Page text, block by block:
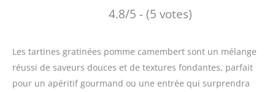
4.8/5 - (5 votes)
Les tartines gratinées pomme camembert sont un mélange
réussi de saveurs douces et de textures fondantes, parfait
pour un apéritif gourmand ou une entrée qui surprendra